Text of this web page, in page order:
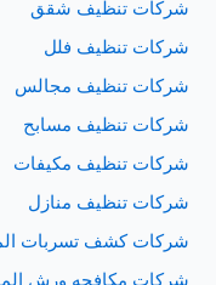
شركات تنظيف شقق
شركات تنظيف فلل
شركات تنظيف مجالس
شركات تنظيف مسابح
شركات تنظيف مكيفات
شركات تنظيف منازل
شركات كشف تسربات
شركات مكافحه ورش